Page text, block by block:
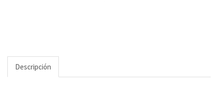
Descripción